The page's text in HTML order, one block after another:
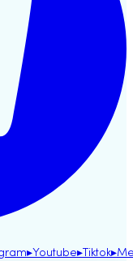
▸Youtube▸ Tiktok▸